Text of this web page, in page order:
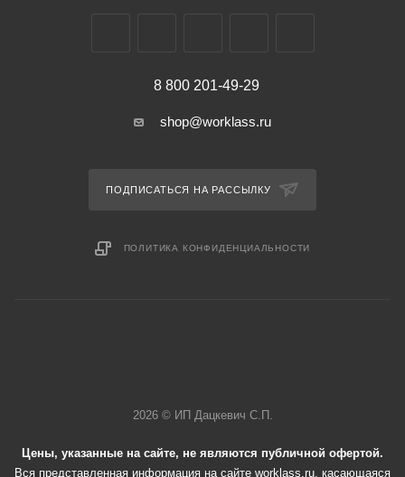
8 800 201-49-29
shop@worklass.ru
ПОДПИСАТЬСЯ НА РАССЫЛКУ
ПОЛИТИКА КОНФИДЕНЦИАЛЬНОСТИ
2026 © ИП Дацкевич С.П.
Цены, указанные на сайте, не являются публичной офертой.
Вся представленная информация на сайте worklass.ru, касающаяся